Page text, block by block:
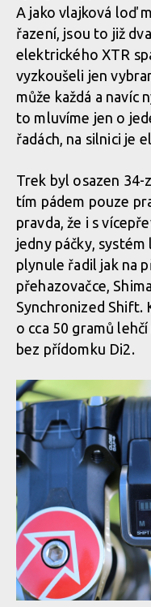
A jako vlajková loď
řazení, jsou to již
elektrického XTR
vyzkoušeli jen
může každá a navíc
to mluvíme jen o
řadách, na silnici je
Trek byl osazen
tím pádem pouze
pravda, že i s
jedny páčky,
plynule řadil jak na
přehazovačce,
Synchronized Shift.
o cca 50 gramů
bez přídomku Di2.